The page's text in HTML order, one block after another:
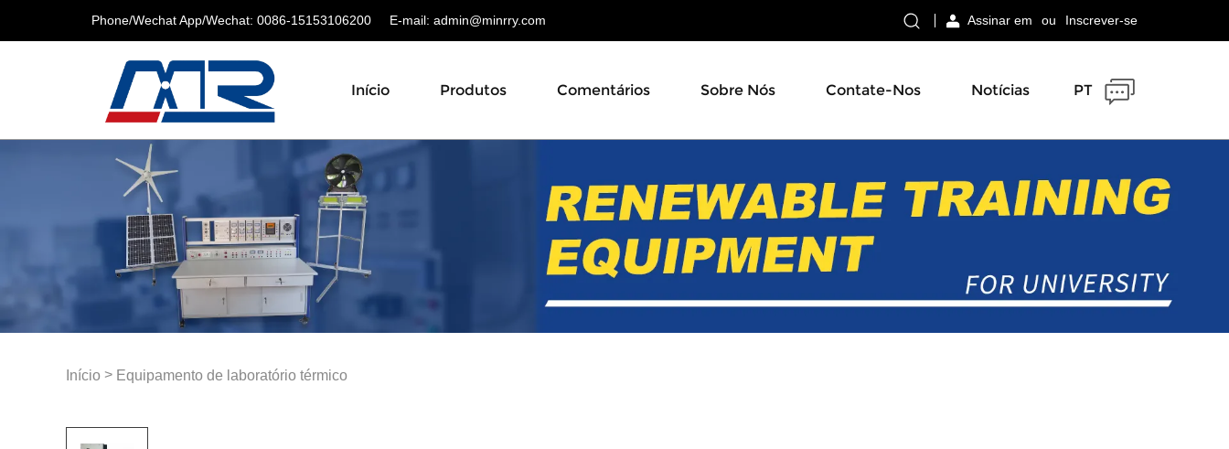
Phone/Wechat App/Wechat: 0086-15153106200 E-mail: admin@minrry.com Assinar em ou Inscrever-se
Início Produtos Comentários Sobre Nós Contate-Nos Notícias PT
Início > Equipamento de laboratório térmico